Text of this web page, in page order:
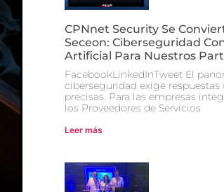
CPNnet Security Se
Seceon: Ciberseguridad
Artificial Para Nuestros
FacebookLinkedInTweet El
ciberseguridad exige respuestas
precisas. Para las empresas
los Proveedores de Servicios
Leer más